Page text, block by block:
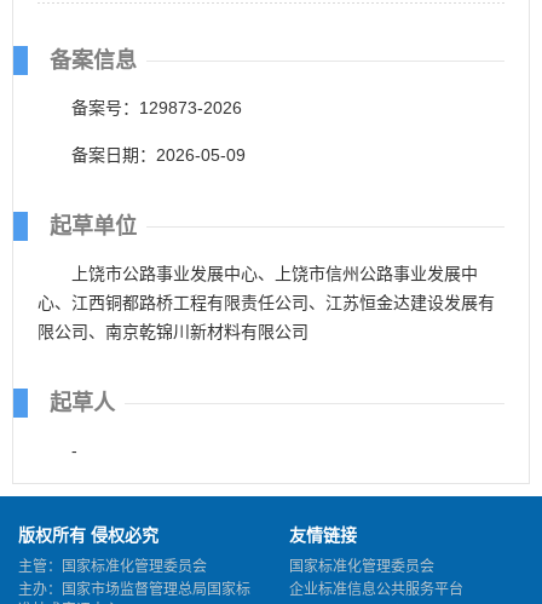
备案信息
备案号：129873-2026
备案日期：2026-05-09
起草单位
上饶市公路事业发展中心、上饶市信州公路事业发展中
心、江西铜都路桥工程有限责任公司、江苏恒金达建设发展有
限公司、南京乾锦川新材料有限公司
起草人
-
版权所有 侵权必究
主管：国家标准化管理委员会
主办：国家市场监督管理总局国家标
友情链接
国家标准化管理委员会
企业标准信息公共服务平台